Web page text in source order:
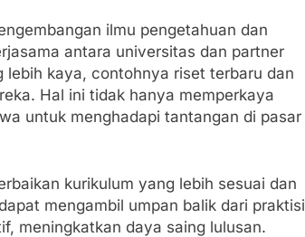
ilmu pengetahuan dan
antara universitas dan partner
kaya, contohnya riset terbaru dan
Hal ini tidak hanya memperkaya
untuk menghadapi tantangan di pasar
kurikulum yang lebih sesuai dan
mengambil umpan balik dari praktisi
meningkatkan daya saing lulusan.